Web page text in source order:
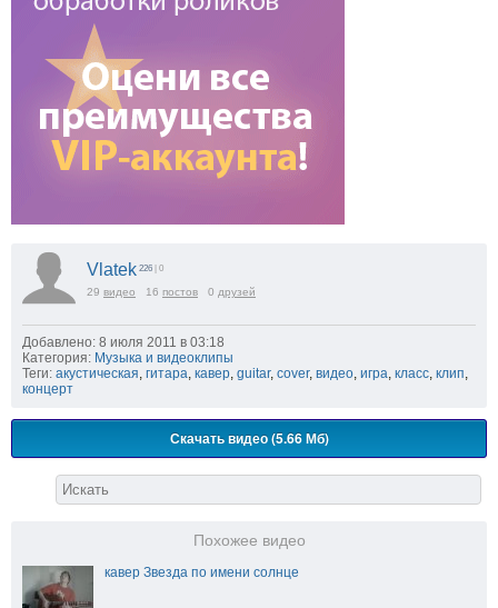
Vlatek 226 | 0
29 видео 16 постов 0 друзей
Добавлено: 8 июля 2011 в 03:18
Категория: Музыка и видеоклипы
Теги: акустическая, гитара, кавер, guitar, cover, видео, игра, класс, клип,
концерт
Скачать видео (5.66 Мб)
Похожее видео
кавер Звезда по имени солнце